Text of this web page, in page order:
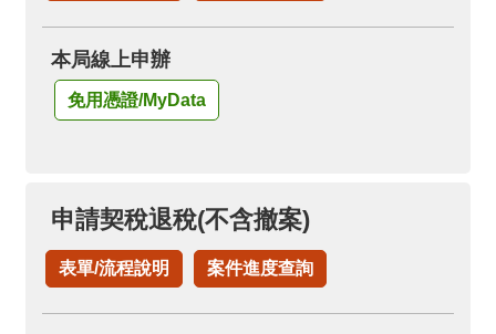
本局線上申辦
免用憑證/MyData
申請契稅退稅(不含撤案)
表單/流程說明 案件進度查詢